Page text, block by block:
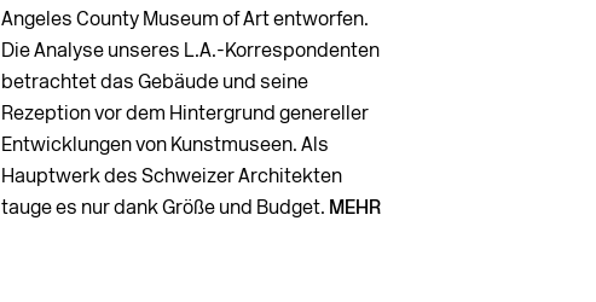
Angeles County Museum of Art entworfen.
Die Analyse unseres L.A.-Korrespondenten
betrachtet das Gebäude und seine
Rezeption vor dem Hintergrund genereller
Entwicklungen von Kunstmuseen. Als
Hauptwerk des Schweizer Architekten
tauge es nur dank Größe und Budget. MEHR